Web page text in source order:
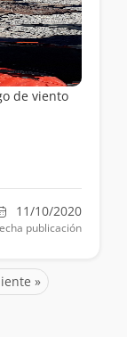
de viento
11/10/2020
publicación
»